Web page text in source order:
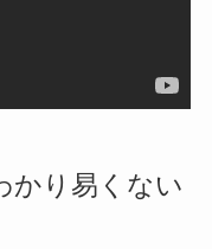
かり易くない